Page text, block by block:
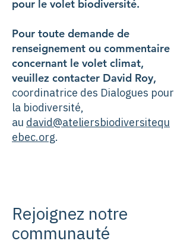
pour le volet biodiversité.
Pour toute demande de
renseignement ou commentaire
concernant le volet climat,
veuillez contacter David Roy,
coordinatrice des Dialogues pour
la biodiversité,
au david@ateliersbiodiversitequ
ebec.org.
Rejoignez notre
communauté